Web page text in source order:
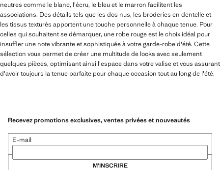
neutres comme le blanc, l'écru, le bleu et le marron facilitent les
associations. Des détails tels que les dos nus, les broderies en dentelle et
les tissus texturés apportent une touche personnelle à chaque tenue. Pour
celles qui souhaitent se démarquer, une robe rouge est le choix idéal pour
insuffler une note vibrante et sophistiquée à votre garde-robe d'été. Cette
sélection vous permet de créer une multitude de looks avec seulement
quelques pièces, optimisant ainsi l'espace dans votre valise et vous assurant
d'avoir toujours la tenue parfaite pour chaque occasion tout au long de l'été.
Recevez promotions exclusives, ventes privées et nouveautés
E-mail
M’INSCRIRE